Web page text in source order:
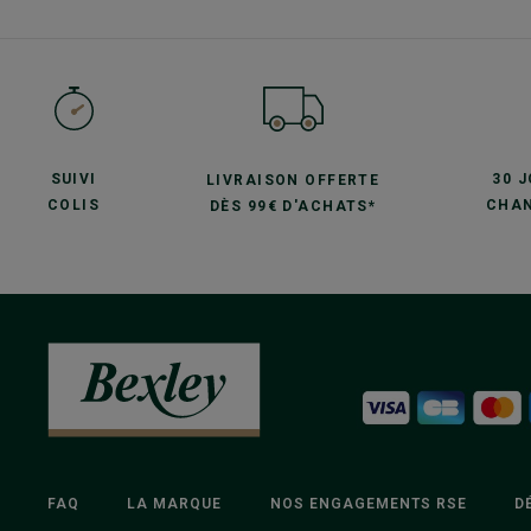
SUIVI
COLIS
LIVRAISON OFFERTE
DÈS 99€ D'ACHATS*
30
FAQ LA MARQUE NOS ENGAGEMENTS RSE